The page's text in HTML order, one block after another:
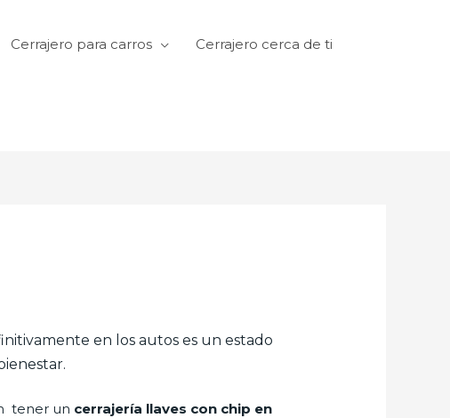
Cerrajero para carros Cerrajero cerca de ti
en los autos es un estado
tener un cerrajería llaves con chip en